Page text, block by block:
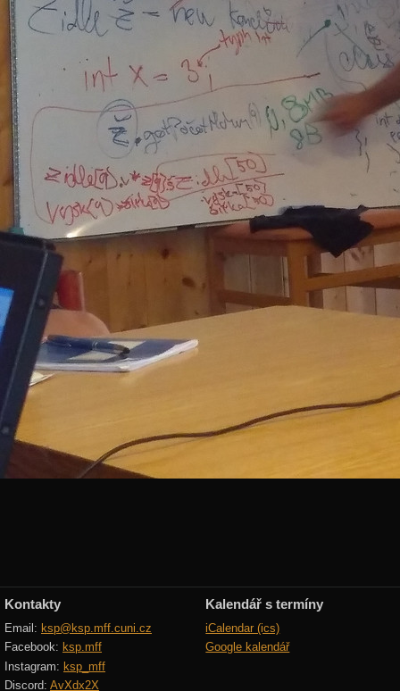
Kontakty
Email: ksp@ksp.mff.cuni.cz
Facebook: ksp.mff
Instagram: ksp_mff
Discord: AvXdx2X
Kalendář s termíny
iCalendar (ics)
Google kalendář